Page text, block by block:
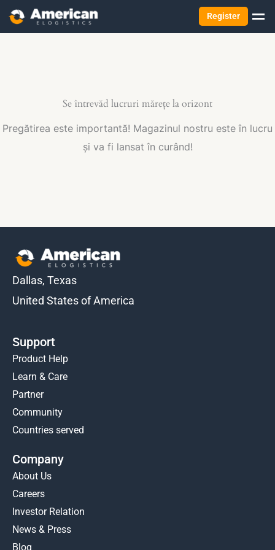
Register
Se întrevăd lucruri mărețe la orizont
Pregătirea este importantă! Magazinul nostru este în lucru
și va fi lansat în curând!
Dallas, Texas
United States of America
Support
Product Help
Learn & Care
Partner
Community
Countries served
Company
About Us
Careers
Investor Relation
News & Press
Blog